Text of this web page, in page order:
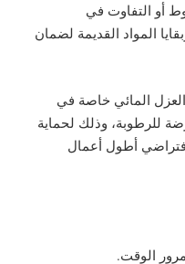
أو التفاوت في
المواد القديمة لضمان
المائي خاصة في
للرطوبة، وذلك لحماية
أطول أعمال
الوقت.